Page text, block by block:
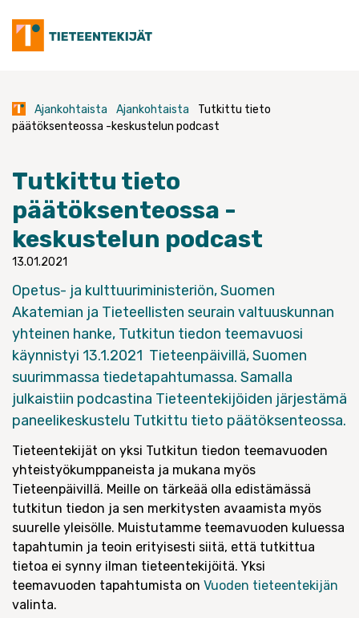
content
Ajankohtaista Ajankohtaista
Tutkittu tieto
päätöksenteossa -keskustelun podcast
Tutkittu tieto
päätöksenteossa -
keskustelun podcast
13.01.2021
Opetus- ja kulttuuriministeriön, Suomen
Akatemian ja Tieteellisten seurain valtuuskunnan
yhteinen hanke, Tutkitun tiedon teemavuosi
käynnistyi 13.1.2021 Tieteenpäivillä, Suomen
suurimmassa tiedetapahtumassa. Samalla
julkaistiin podcastina Tieteentekijöiden järjestämä
paneelikeskustelu Tutkittu tieto päätöksenteossa.
Tieteentekijät on yksi Tutkitun tiedon teemavuoden
yhteistyökumppaneista ja mukana myös
Tieteenpäivillä. Meille on tärkeää olla edistämässä
tutkitun tiedon ja sen merkitysten avaamista myös
suurelle yleisölle. Muistutamme teemavuoden kuluessa
tapahtumin ja teoin erityisesti siitä, että tutkittua
tietoa ei synny ilman tieteentekijöitä. Yksi
teemavuoden tapahtumista on Vuoden tieteentekijän
valinta.